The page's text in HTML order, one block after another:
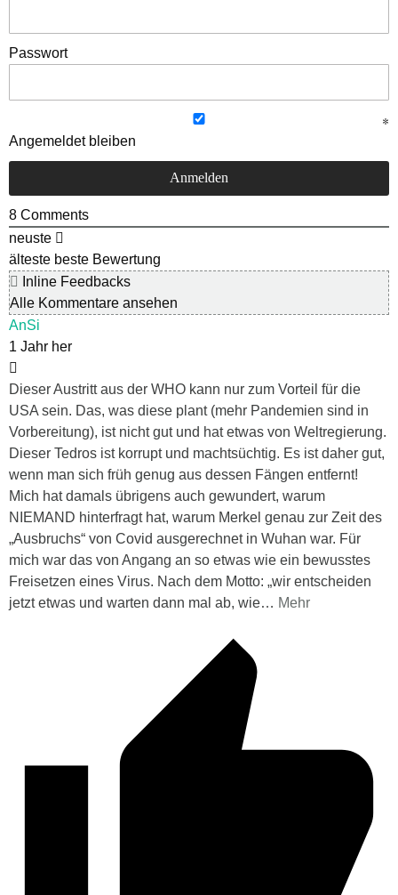
Passwort
Angemeldet bleiben
8 Comments
neuste
älteste beste Bewertung
Inline Feedbacks
Alle Kommentare ansehen
AnSi
1 Jahr her
Dieser Austritt aus der WHO kann nur zum Vorteil für die
USA sein. Das, was diese plant (mehr Pandemien sind in
Vorbereitung), ist nicht gut und hat etwas von Weltregierung.
Dieser Tedros ist korrupt und machtsüchtig. Es ist daher gut,
wenn man sich früh genug aus dessen Fängen entfernt!
Mich hat damals übrigens auch gewundert, warum
NIEMAND hinterfragt hat, warum Merkel genau zur Zeit des
„Ausbruchs“ von Covid ausgerechnet in Wuhan war. Für
mich war das von Angang an so etwas wie ein bewusstes
Freisetzen eines Virus. Nach dem Motto: „wir entscheiden
jetzt etwas und warten dann mal ab, wie… Mehr